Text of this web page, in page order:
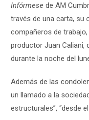
Infórmese de AM
través de una carta, su
compañeros de
productor Juan Caliani,
durante la noche del
Además de las
un llamado a la
estructurales”, “desde